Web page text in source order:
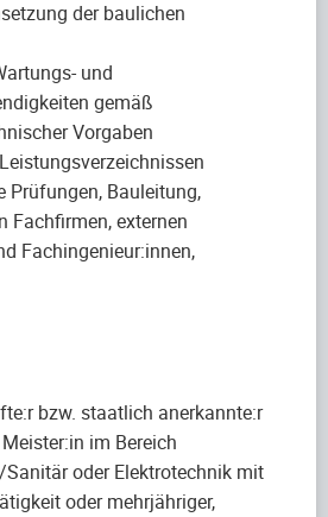
der baulichen
und
gemäß
Vorgaben
Prüfungen, Bauleitung,
Fachfirmen, externen
Fachingenieur:innen,
bzw. staatlich anerkannte:r
im Bereich
oder Elektrotechnik mit
oder mehrjähriger,